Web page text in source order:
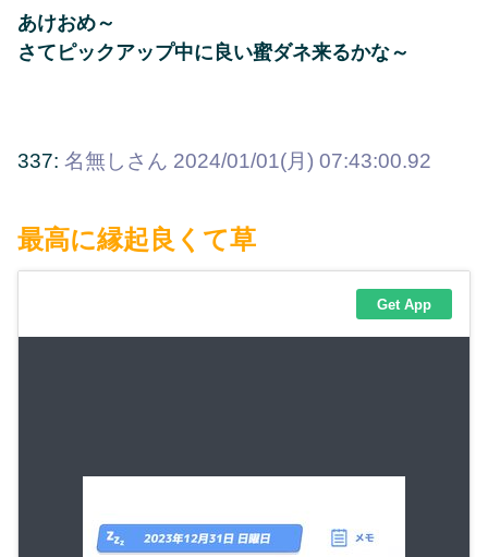
あけおめ～
さてピックアップ中に良い蜜ダネ来るかな～
337: 名無しさん 2024/01/01(月) 07:43:00.92
最高に縁起良くて草